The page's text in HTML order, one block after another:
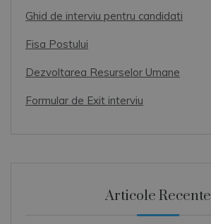
Ghid de interviu pentru candidati
Fisa Postului
Dezvoltarea Resurselor Umane
Formular de Exit interviu
Articole Recente